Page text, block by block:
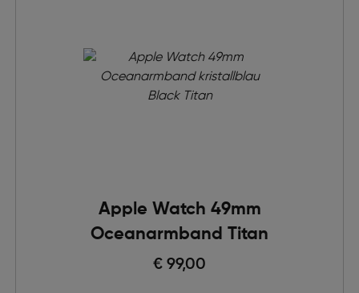
Apple Watch 49mm
Oceanarmband Titan
€ 99,00